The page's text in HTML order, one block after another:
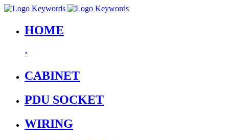
HOME
·
CABINET
PDU SOCKET
WIRING